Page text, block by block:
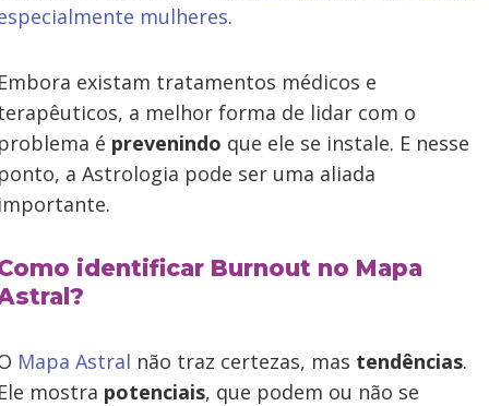
mulheres.
existam tratamentos médicos e
a melhor forma de lidar com o
é prevenindo que ele se instale. E nesse
a Astrologia pode ser uma aliada
identificar Burnout no Mapa
Mapa Astral não traz certezas, mas tendências.
mostra potenciais, que podem ou não se